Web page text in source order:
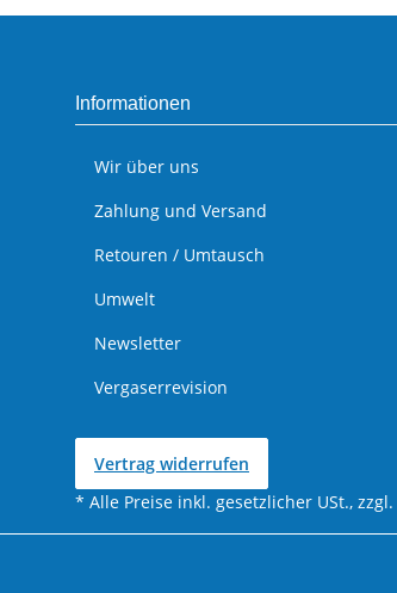
Informationen
Wir über uns
Zahlung und Versand
Retouren / Umtausch
Umwelt
Newsletter
Vergaserrevision
Vertrag widerrufen
* Alle Preise inkl. gesetzlicher USt., zzgl.